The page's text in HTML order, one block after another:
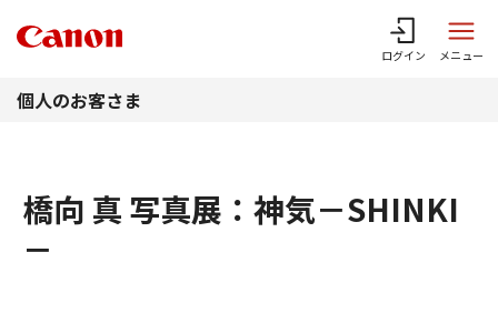
ログイン メニュー
個人のお客さま
橋向 真 写真展：神気－SHINKI
－